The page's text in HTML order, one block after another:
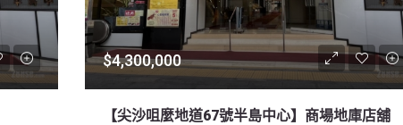
$4,300,000
【尖沙咀麼地道67號半島中心】商場地庫店舖